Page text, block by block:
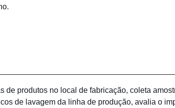
de produtos no local de fabricação, coleta
de lavagem da linha de produção, avalia o